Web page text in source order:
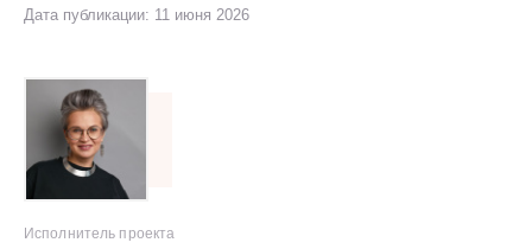
Дата публикации: 11 июня 2026
Исполнитель проекта